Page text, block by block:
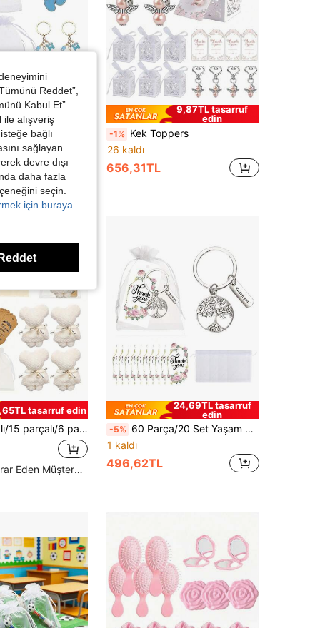
8,78TL tasarruf
edin
Kartları ve File Çantalar - Cinsiyet Açıklama Partisi, Vaftiz ve Bebek Partisi Hediyeleri, Bebek Partisi Dekorasyonları İçin İdeal
9,87TL tasarruf
edin
-1% Kek Toppers
26 kaldı
656,31TL
tasarruf edin
Kartı İçerir, Düğün Hediyesi, Sevgililer Günü Hediyesi, Doğum Günü Hediyesi, Anneler Günü Hediyesi, Tatil Hatırası, Noel Hediyesi Olarak Uygundur
Yüksek Tekrar Eden Müşteriler
24,69TL tasarruf
edin
-5% 60 Parça/20 Set Yaşam Ağacı Anahtarlık Hediye Seti, Çiçekli Teşekkür Kartı, Beyaz Organza Çanta ve İçi Boş Metal Anahtarlık İçerir - Düğünler, Mezuniyetler, İlk Komünyon, Şirket Partileri, Öğretmenler Günü, İş Arkadaşı Motivasyon Hediyeleri İçin İdealdir
1 kaldı
496,62TL
Reddet”,
Kabul Et”
alışveriş
bağlı
sağlayan
devre dışı
daha fazla
seçin.
için buraya